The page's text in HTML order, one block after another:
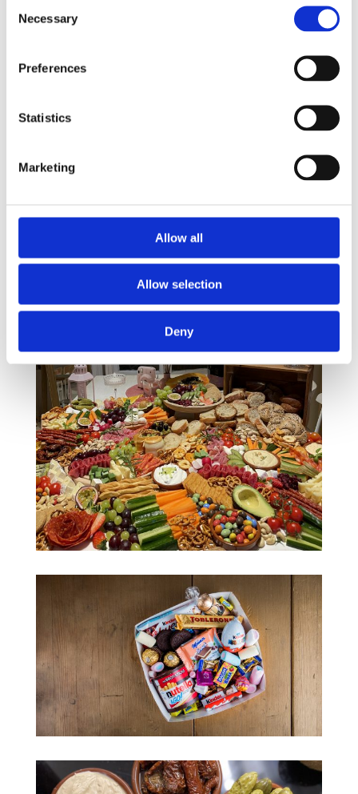
Selection
Necessary
Preferences
Statistics
Marketing
Allow all
Allow selection
Deny